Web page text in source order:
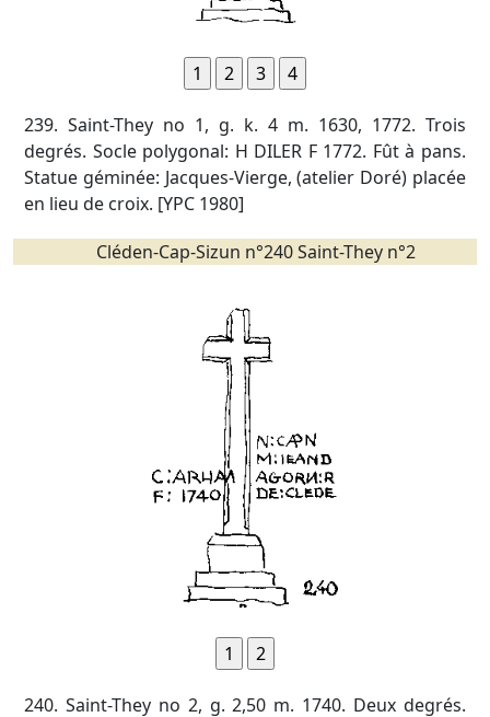
239. Saint-They no 1, g. k. 4 m. 1630, 1772. Trois
degrés. Socle polygonal: H DILER F 1772. Fût à pans.
Statue géminée: Jacques-Vierge, (atelier Doré) placée
en lieu de croix. [YPC 1980]
Cléden-Cap-Sizun n°240 Saint-They n°2
240. Saint-They no 2, g. 2,50 m. 1740. Deux degrés.